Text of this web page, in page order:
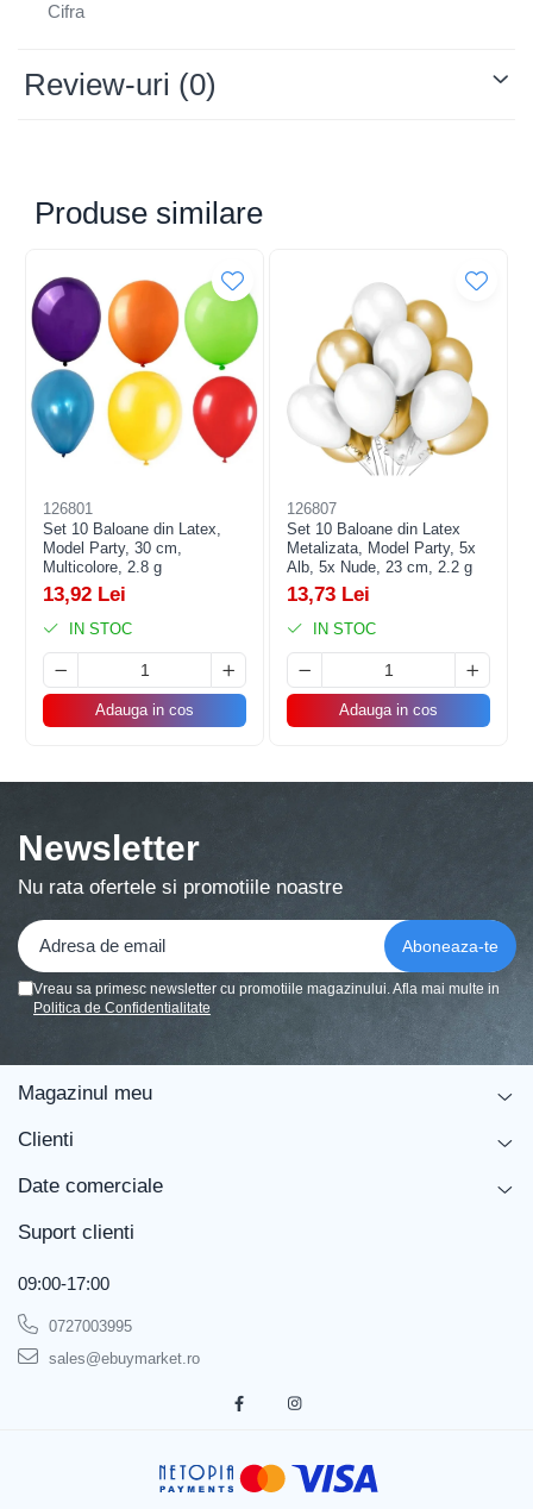
Cifra
Review-uri (0)
Produse similare
126801
Set 10 Baloane din Latex,
Model Party, 30 cm,
Multicolore, 2.8 g
13,92 Lei
IN STOC
Adauga in cos
126807
Set 10 Baloane din Latex
Metalizata, Model Party, 5x
Alb, 5x Nude, 23 cm, 2.2 g
13,73 Lei
IN STOC
Adauga in cos
Newsletter
Nu rata ofertele si promotiile noastre
Vreau sa primesc newsletter cu promotiile magazinului. Afla mai multe in
Politica de Confidentialitate
Magazinul meu
Clienti
Date comerciale
Suport clienti
09:00-17:00
0727003995
sales@ebuymarket.ro